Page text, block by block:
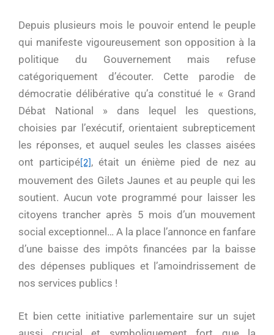
Depuis plusieurs mois le pouvoir entend le peuple
qui manifeste vigoureusement son opposition à la
politique du Gouvernement mais refuse
catégoriquement d’écouter. Cette parodie de
démocratie délibérative qu’a constitué le « Grand
Débat National » dans lequel les questions,
choisies par l’exécutif, orientaient subrepticement
les réponses, et auquel seules les classes aisées
ont participé [2] , était un énième pied de nez au
mouvement des Gilets Jaunes et au peuple qui les
soutient. Aucun vote programmé pour laisser les
citoyens trancher après 5 mois d’un mouvement
social exceptionnel… A la place l’annonce en fanfare
d’une baisse des impôts financées par la baisse
des dépenses publiques et l’amoindrissement de
nos services publics !
Et bien cette initiative parlementaire sur un sujet